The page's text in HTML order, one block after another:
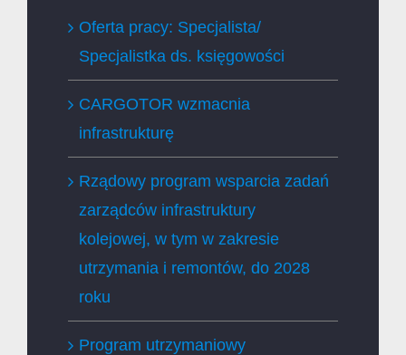
Oferta pracy: Specjalista/
Specjalistka ds. księgowości
CARGOTOR wzmacnia
infrastrukturę
Rządowy program wsparcia zadań
zarządców infrastruktury
kolejowej, w tym w zakresie
utrzymania i remontów, do 2028
roku
Program utrzymaniowy